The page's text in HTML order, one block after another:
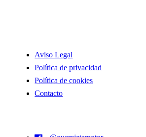
Aviso Legal
Política de privacidad
Política de cookies
Contacto